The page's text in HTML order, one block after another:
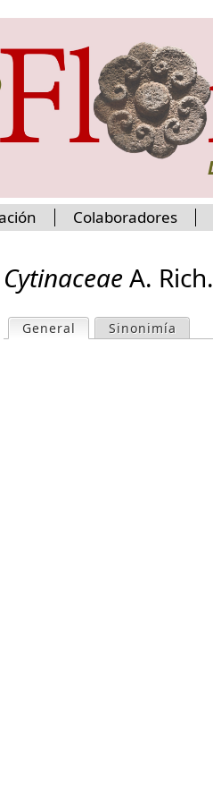
Cytinaceae A. Rich.
P
General (active tab)
Sinonimía
Colaboradores